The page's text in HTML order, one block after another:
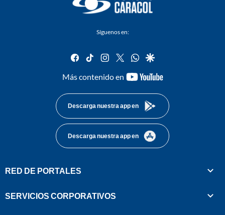
Síguenos en:
facebook
tiktok instagram
twitterwhatsapp
google
Más contenido en
youtube-
Descarga nuestra app en
Descarga nuestra app en
RED DE PORTALES
SERVICIOS CORPORATIVOS